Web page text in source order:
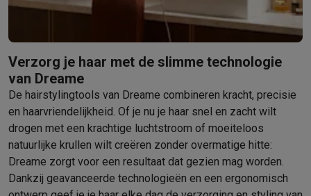
Verzorg je haar met de slimme technologie
van Dreame
De hairstylingtools van Dreame combineren kracht, precisie
en haarvriendelijkheid. Of je nu je haar snel en zacht wilt
drogen met een krachtige luchtstroom of moeiteloos
natuurlijke krullen wilt creëren zonder overmatige hitte:
Dreame zorgt voor een resultaat dat gezien mag worden.
Dankzij geavanceerde technologieën en een ergonomisch